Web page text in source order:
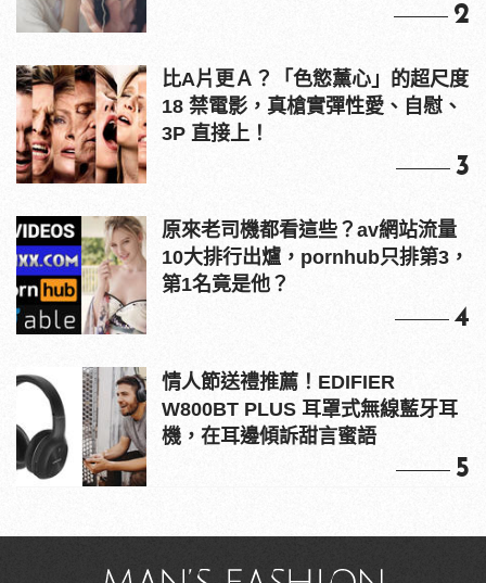
2
比A片更Ａ？「色慾薰心」的超尺度
18 禁電影，真槍實彈性愛、自慰、
3P 直接上！
3
原來老司機都看這些？av網站流量
10大排行出爐，pornhub只排第3，
第1名竟是他？
4
情人節送禮推薦！EDIFIER
W800BT PLUS 耳罩式無線藍牙耳
機，在耳邊傾訴甜言蜜語
5